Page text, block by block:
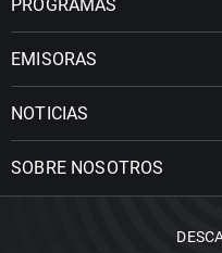
PROGRAMAS
EMISORAS
NOTICIAS
SOBRE NOSOTROS